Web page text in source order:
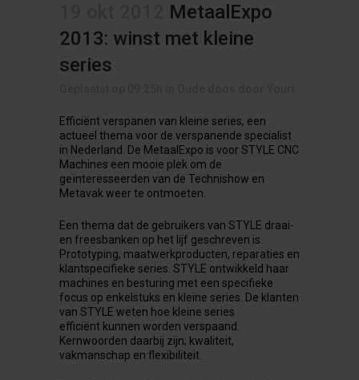
MetaalExpo
2013: winst met kleine
series
Efficiënt verspanen van kleine series, een
actueel thema voor de verspanende specialist
in Nederland. De MetaalExpo is voor STYLE CNC
Machines een mooie plek om de
geïnteresseerden van de Technishow en
Metavak weer te ontmoeten.
Een thema dat de gebruikers van STYLE draai-
en freesbanken op het lijf geschreven is.
Prototyping, maatwerkproducten, reparaties en
klantspecifieke series. STYLE ontwikkeld haar
machines en besturing met een specifieke
focus op enkelstuks en kleine series. De klanten
van STYLE weten hoe kleine series
efficiënt kunnen worden verspaand.
Kernwoorden daarbij zijn; kwaliteit,
vakmanschap en flexibiliteit.